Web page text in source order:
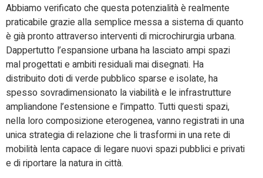
Abbiamo verificato che questa potenzialità è realmente
praticabile grazie alla semplice messa a sistema di quanto
è già pronto attraverso interventi di microchirurgia urbana.
Dappertutto l’espansione urbana ha lasciato ampi spazi
mal progettati e ambiti residuali mai disegnati. Ha
distribuito doti di verde pubblico sparse e isolate, ha
spesso sovradimensionato la viabilità e le infrastrutture
ampliandone l’estensione e l’impatto. Tutti questi spazi,
nella loro composizione eterogenea, vanno registrati in una
unica strategia di relazione che li trasformi in una rete di
mobilità lenta capace di legare nuovi spazi pubblici e privati
e di riportare la natura in città.